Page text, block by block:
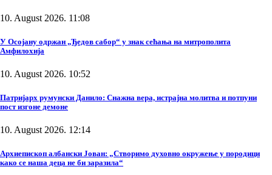
10. August 2026. 11:08
У Осојану одржан „Ђедов сабор“ у знак сећања на митрополита
Амфилохија
10. August 2026. 10:52
Патријарх румунски Данило: Снажна вера, истрајна молитва и потпуни
пост изгоне демоне
10. August 2026. 12:14
Архиепископ албански Јован: „Створимо духовно окружење у породици
како се наша деца не би заразила“